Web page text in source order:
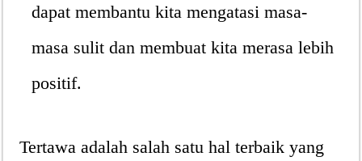
dapat membantu kita mengatasi masa-
masa sulit dan membuat kita merasa lebih
positif.
Tertawa adalah salah satu hal terbaik yang